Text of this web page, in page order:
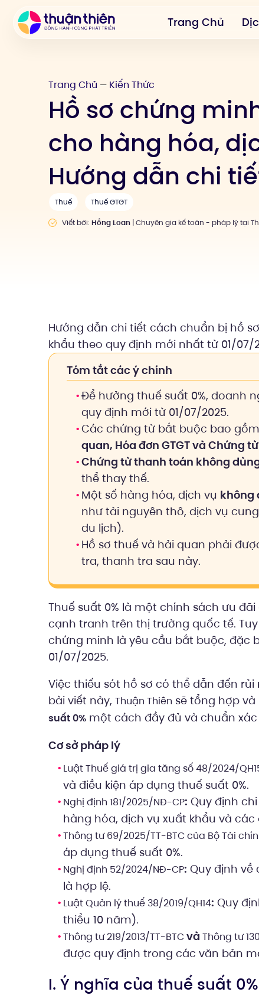
Trang Chủ
Trang Chủ — Kiến Thức
Hồ sơ chứng
cho hàng hóa,
Hướng dẫn chi
Thuế Thuế GTGT
Viết bởi: Hồng Loan| Chuyên gia kế toán - pháp lý tại
Hướng dẫn chi tiết cách chuẩn bị hồ
khẩu theo quy định mới nhất từ 01/07/
Tóm tắt các ý chính
Để hưởng thuế suất 0%, doanh
quy định mới từ 01/07/2025.
Các chứng từ bắt buộc bao
quan, Hóa đơn GTGT và Chứng
Chứng từ thanh toán không
thể thay thế.
Một số hàng hóa, dịch vụ không
như tài nguyên thô, dịch vụ
du lịch).
Hồ sơ thuế và hải quan phải
tra, thanh tra sau này.
Thuế suất 0% là một chính sách ưu
cạnh tranh trên thị trường quốc tế.
chứng minh là yêu cầu bắt buộc, đặc
01/07/2025.
Việc thiếu sót hồ sơ có thể dẫn đến
bài viết này, Thuận Thiên sẽ tổng hợp
suất 0% một cách đầy đủ và chuẩn
Cơ sở pháp lý
Luật Thuế giá trị gia tăng số 48/2024/
và điều kiện áp dụng thuế suất 0%.
Nghị định 181/2025/NĐ-CP: Quy định
hàng hóa, dịch vụ xuất khẩu và
Thông tư 69/2025/TT-BTC của Bộ Tài
áp dụng thuế suất 0%.
Nghị định 52/2024/NĐ-CP: Quy định
là hợp lệ.
Luật Quản lý thuế 38/2019/QH14: Quy
thiểu 10 năm).
Thông tư 219/2013/TT-BTC và Thông tư
được quy định trong các văn bản
I. Ý nghĩa của thuế suất 0%